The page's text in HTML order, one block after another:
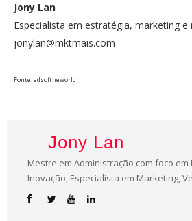
Jony Lan
Especialista em estratégia, marketing
jonylan@mktmais.com
Fonte: adsoftheworld
Jony Lan
Mestre em Administração com foco em
Inovação, Especialista em Marketing,